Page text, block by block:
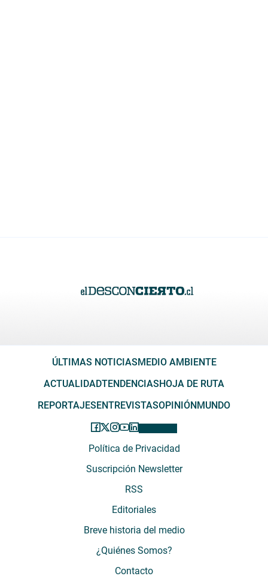
ÚLTIMAS NOTICIASMEDIO AMBIENTE
ACTUALIDADTENDENCIASHOJA DE RUTA
REPORTAJESENTREVISTASOPINIÓNMUNDO
Política de Privacidad
Suscripción Newsletter
RSS
Editoriales
Breve historia del medio
¿Quiénes Somos?
Contacto